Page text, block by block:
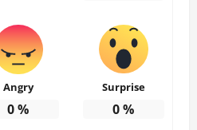
Angry
0%
Surprise
0%